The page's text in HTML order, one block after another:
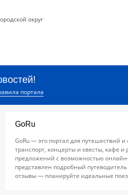
округ
портала
GoRu
GoRu — это портал для путешествий
транспорт, концерты и квесты, кафе
предложений с возможностью
представлен подробный
отзывы — планируйте идеальные